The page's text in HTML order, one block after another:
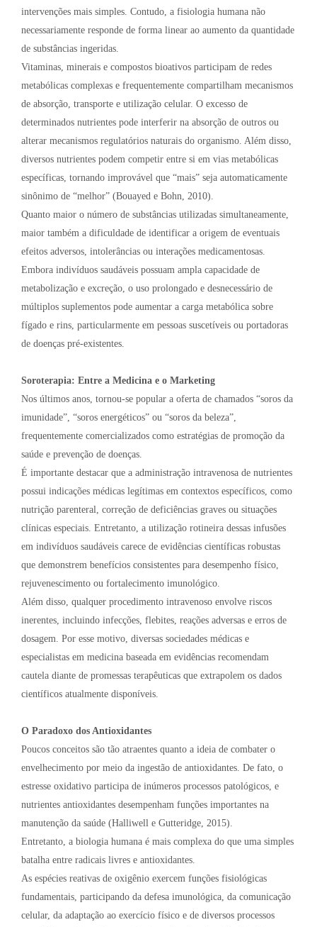
intervenções mais simples. Contudo, a fisiologia humana não
necessariamente responde de forma linear ao aumento da quantidade
de substâncias ingeridas.
Vitaminas, minerais e compostos bioativos participam de redes
metabólicas complexas e frequentemente compartilham mecanismos
de absorção, transporte e utilização celular. O excesso de
determinados nutrientes pode interferir na absorção de outros ou
alterar mecanismos regulatórios naturais do organismo. Além disso,
diversos nutrientes podem competir entre si em vias metabólicas
específicas, tornando improvável que “mais” seja automaticamente
sinônimo de “melhor” (Bouayed e Bohn, 2010).
Quanto maior o número de substâncias utilizadas simultaneamente,
maior também a dificuldade de identificar a origem de eventuais
efeitos adversos, intolerâncias ou interações medicamentosas.
Embora indivíduos saudáveis possuam ampla capacidade de
metabolização e excreção, o uso prolongado e desnecessário de
múltiplos suplementos pode aumentar a carga metabólica sobre
fígado e rins, particularmente em pessoas suscetíveis ou portadoras
de doenças pré-existentes.
Soroterapia: Entre a Medicina e o Marketing
Nos últimos anos, tornou-se popular a oferta de chamados “soros da
imunidade”, “soros energéticos” ou “soros da beleza”,
frequentemente comercializados como estratégias de promoção da
saúde e prevenção de doenças.
É importante destacar que a administração intravenosa de nutrientes
possui indicações médicas legítimas em contextos específicos, como
nutrição parenteral, correção de deficiências graves ou situações
clínicas especiais. Entretanto, a utilização rotineira dessas infusões
em indivíduos saudáveis carece de evidências científicas robustas
que demonstrem benefícios consistentes para desempenho físico,
rejuvenescimento ou fortalecimento imunológico.
Além disso, qualquer procedimento intravenoso envolve riscos
inerentes, incluindo infecções, flebites, reações adversas e erros de
dosagem. Por esse motivo, diversas sociedades médicas e
especialistas em medicina baseada em evidências recomendam
cautela diante de promessas terapêuticas que extrapolem os dados
científicos atualmente disponíveis.
O Paradoxo dos Antioxidantes
Poucos conceitos são tão atraentes quanto a ideia de combater o
envelhecimento por meio da ingestão de antioxidantes. De fato, o
estresse oxidativo participa de inúmeros processos patológicos, e
nutrientes antioxidantes desempenham funções importantes na
manutenção da saúde (Halliwell e Gutteridge, 2015).
Entretanto, a biologia humana é mais complexa do que uma simples
batalha entre radicais livres e antioxidantes.
As espécies reativas de oxigênio exercem funções fisiológicas
fundamentais, participando da defesa imunológica, da comunicação
celular, da adaptação ao exercício físico e de diversos processos